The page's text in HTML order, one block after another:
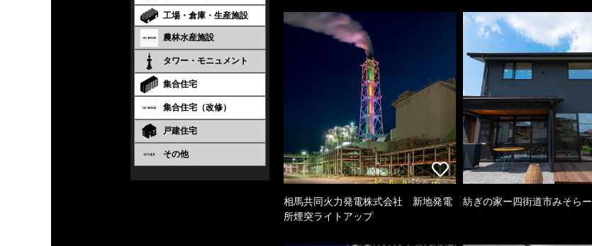
工場・倉庫・生産施設
農林水産施設
タワー・モニュメント
集合住宅
集合住宅（改修）
戸建住宅
その他
相馬共同火力発電株式会社 新地発電
所煙突ライトアップ
紡ぎの家ー四街道市みそらー